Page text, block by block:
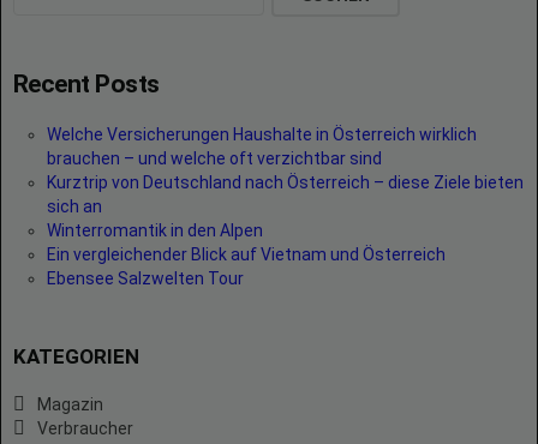
Recent Posts
Welche Versicherungen Haushalte in Österreich wirklich
brauchen – und welche oft verzichtbar sind
Kurztrip von Deutschland nach Österreich – diese Ziele bieten
sich an
Winterromantik in den Alpen
Ein vergleichender Blick auf Vietnam und Österreich
Ebensee Salzwelten Tour
KATEGORIEN
Magazin
Verbraucher